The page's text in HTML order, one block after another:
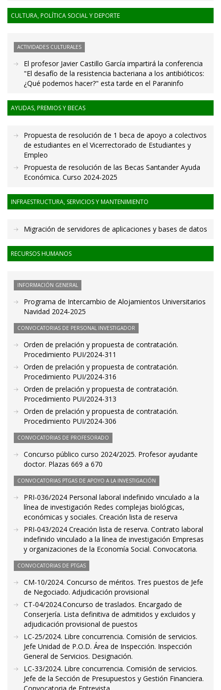
CULTURA, POLÍTICA SOCIAL Y DEPORTE
ACTIVIDADES CULTURALES
El profesor Javier Castillo García impartirá la conferencia
"El desafío de la resistencia bacteriana a los antibióticos:
¿Qué podemos hacer?" esta tarde en el Paraninfo
AYUDAS, PREMIOS Y BECAS
Propuesta de resolución de 1 beca de apoyo a colectivos
de estudiantes en el Vicerrectorado de Estudiantes y
Empleo
Propuesta de resolución de las Becas Santander Ayuda
Económica. Curso 2024-2025
INFRAESTRUCTURA, SERVICIOS Y MANTENIMIENTO
Migración de servidores de aplicaciones y bases de datos
RECURSOS HUMANOS
INFORMACIÓN GENERAL
Programa de Intercambio de Alojamientos Universitarios
Navidad 2024-2025
CONVOCATORIAS DE PERSONAL INVESTIGADOR
Orden de prelación y propuesta de contratación.
Procedimiento PUI/2024-311
Orden de prelación y propuesta de contratación.
Procedimiento PUI/2024-316
Orden de prelación y propuesta de contratación.
Procedimiento PUI/2024-313
Orden de prelación y propuesta de contratación.
Procedimiento PUI/2024-306
CONVOCATORIAS DE PROFESORADO
Concurso público curso 2024/2025. Profesor ayudante
doctor. Plazas 669 a 670
CONVOCATORIAS PTGAS DE APOYO A LA INVESTIGACIÓN
PRI-036/2024 Personal laboral indefinido vinculado a la
línea de investigación Redes complejas biológicas,
económicas y sociales. Creación lista de reserva
PRI-043/2024 Creación lista de reserva. Contrato laboral
indefinido vinculado a la línea de investigación Empresas
y organizaciones de la Economía Social. Convocatoria.
CONVOCATORIAS DE PTGAS
CM-10/2024. Concurso de méritos. Tres puestos de Jefe
de Negociado. Adjudicación provisional
CT-04/2024.Concurso de traslados. Encargado de
Conserjería. Lista definitiva de admitidos y excluidos y
adjudicación provisional de puestos
LC-25/2024. Libre concurrencia. Comisión de servicios.
Jefe Unidad de P.O.D. Área de Inspección. Inspección
General de Servicios. Designación.
LC-33/2024. Libre concurrencia. Comisión de servicios.
Jefe de la Sección de Presupuestos y Gestión Financiera.